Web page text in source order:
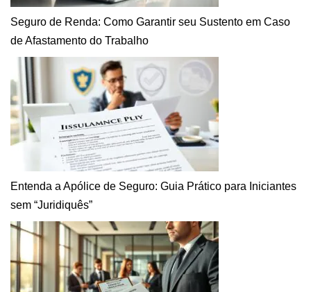
Seguro de Renda: Como Garantir seu Sustento em Caso
de Afastamento do Trabalho
Entenda a Apólice de Seguro: Guia Prático para Iniciantes
sem “Juridiquês”